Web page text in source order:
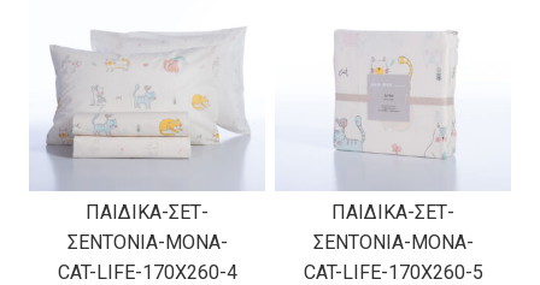
ΠΑΙΔΙΚΑ-ΣΕΤ-
ΣΕΝΤΟΝΙΑ-ΜΟΝΑ-
CAT-LIFE-170X260-4
ΠΑΙΔΙΚΑ-ΣΕΤ-
ΣΕΝΤΟΝΙΑ-ΜΟΝΑ-
CAT-LIFE-170X260-5